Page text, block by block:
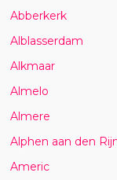
Abberkerk
Alblasserdam
Alkmaar
Almelo
Almere
Alphen aan den
Americ